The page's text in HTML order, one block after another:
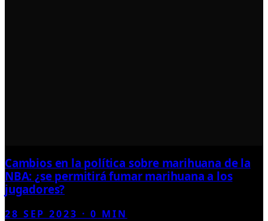
Cambios en la política sobre marihuana de la
NBA: ¿se permitirá fumar marihuana a los
jugadores?
28 SEP 2023 ·0 MIN